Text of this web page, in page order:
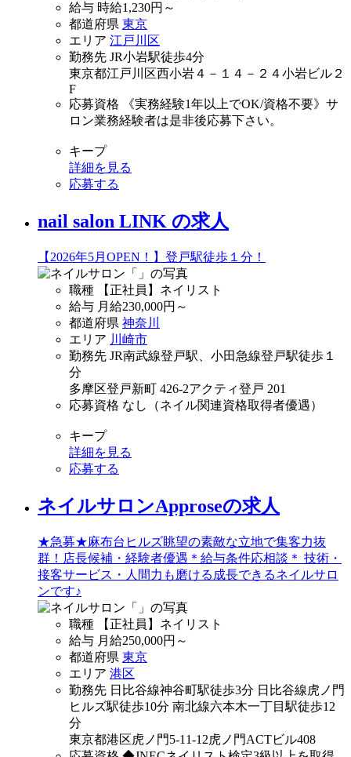
給与 時給1,230円～
都道府県 東京
エリア 江戸川区
勤務先 JR小岩駅徒歩4分
東京都江戸川区西小岩４－１４－２４小岩ビル２
F
応募資格
《実務経験1年以上でOK/資格不要》サ
ロン業務経験者は是非後応募下さい。
キープ
詳細を見る
応募する
nail salon LINK の求人
【2026年5月OPEN！】登戸駅徒歩１分！
職種
【正社員】ネイリスト
給与 月給230,000円～
都道府県 神奈川
エリア 川崎市
勤務先 JR南武線登戸駅、小田急線登戸駅徒歩１
分
多摩区登戸新町 426-2アクティ登戸 201
応募資格 なし（ネイル関連資格取得者優遇）
キープ
詳細を見る
応募する
ネイルサロンApproseの求人
★急募★麻布台ヒルズ眺望の素敵な立地で集客力抜
群！店長候補・経験者優遇＊給与条件応相談＊ 技術・
接客サービス・人間力も磨ける成長できるネイルサロ
ンです♪
職種
【正社員】ネイリスト
給与 月給250,000円～
都道府県 東京
エリア 港区
勤務先 日比谷線神谷町駅徒歩3分 日比谷線虎ノ門
ヒルズ駅徒歩10分 南北線六本木一丁目駅徒歩12
分
東京都港区虎ノ門5-11-12虎ノ門ACTビル408